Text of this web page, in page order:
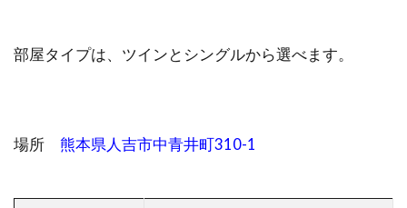
部屋タイプは、ツインとシングルから選べます。
場所 熊本県人吉市中青井町310-1